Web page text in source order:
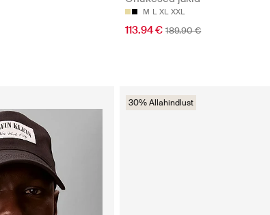
M L XL XXL
113.94 € 189.90 €
30% Allahindlust